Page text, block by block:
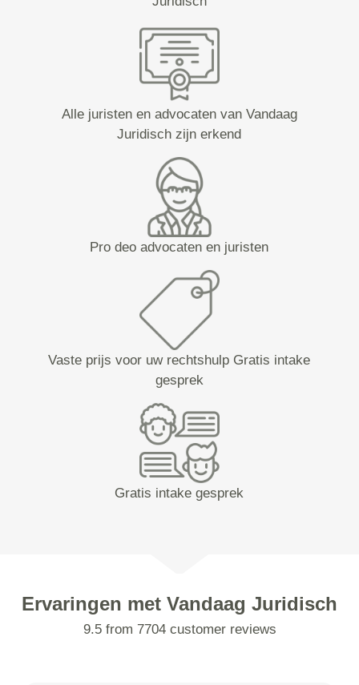
Alle juristen en advocaten van Vandaag
Juridisch zijn erkend
Pro deo advocaten en juristen
Vaste prijs voor uw rechtshulp Gratis intake
gesprek
Gratis intake gesprek
Ervaringen met Vandaag Juridisch
9.5 from 7704 customer reviews